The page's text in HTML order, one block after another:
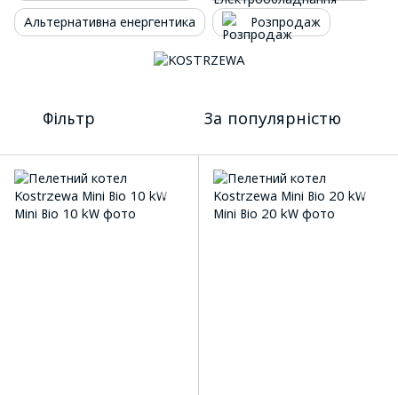
Альтернативна енергентика Розпродаж
Фільтр За популярністю